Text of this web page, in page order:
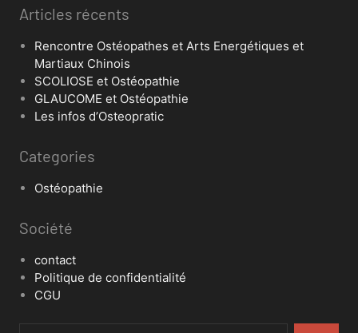
Articles récents
Rencontre Ostéopathes et Arts Energétiques et
Martiaux Chinois
SCOLIOSE et Ostéopathie
GLAUCOME et Ostéopathie
Les infos d’Osteopratic
Categories
Ostéopathie
Société
contact
Politique de confidentialité
CGU